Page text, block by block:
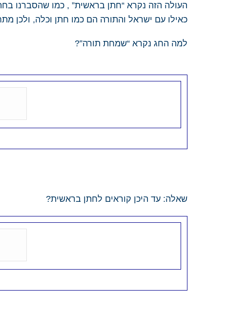
העולה הזה נקרא “חתן בראשית” , כמו שהסברנו
כאילו עם ישראל והתורה הם כמו חתן וכלה, ולכן
למה החג נקרא “שמחת תורה”?
שאלה: עד היכן קוראים לחתן בראשית?